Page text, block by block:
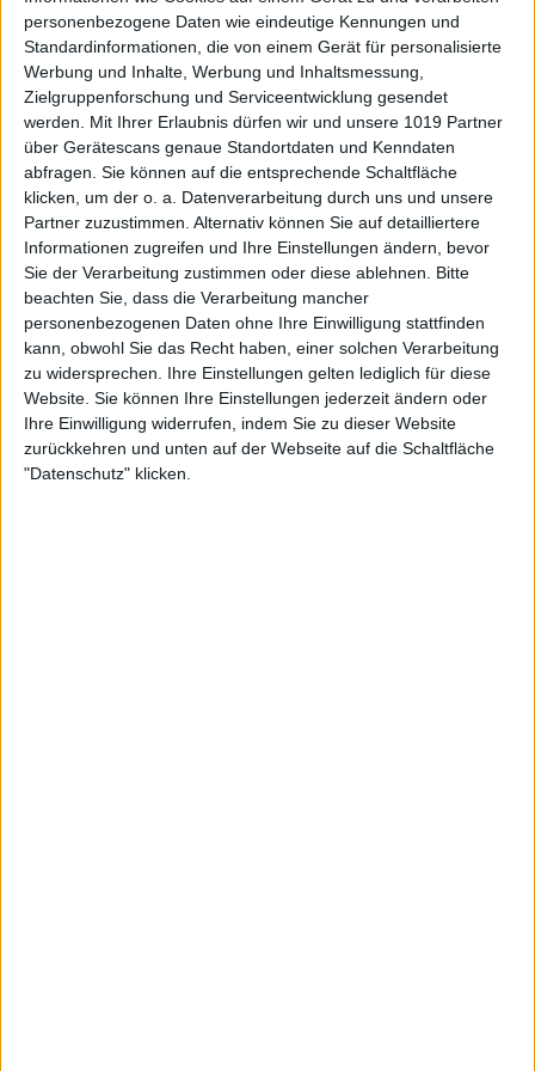
personenbezogene Daten wie eindeutige Kennungen und
Standardinformationen, die von einem Gerät für personalisierte
Werbung und Inhalte, Werbung und Inhaltsmessung,
Zielgruppenforschung und Serviceentwicklung gesendet
werden.
Mit Ihrer Erlaubnis dürfen wir und unsere 1019 Partner
über Gerätescans genaue Standortdaten und Kenndaten
abfragen. Sie können auf die entsprechende Schaltfläche
klicken, um der o. a. Datenverarbeitung durch uns und unsere
Partner zuzustimmen. Alternativ können Sie auf detailliertere
Informationen zugreifen und Ihre Einstellungen ändern, bevor
Sie der Verarbeitung zustimmen oder diese ablehnen.
Bitte
beachten Sie, dass die Verarbeitung mancher
personenbezogenen Daten ohne Ihre Einwilligung stattfinden
kann, obwohl Sie das Recht haben, einer solchen Verarbeitung
zu widersprechen. Ihre Einstellungen gelten lediglich für diese
Website. Sie können Ihre Einstellungen jederzeit ändern oder
Ihre Einwilligung widerrufen, indem Sie zu dieser Website
zurückkehren und unten auf der Webseite auf die Schaltfläche
"Datenschutz" klicken.